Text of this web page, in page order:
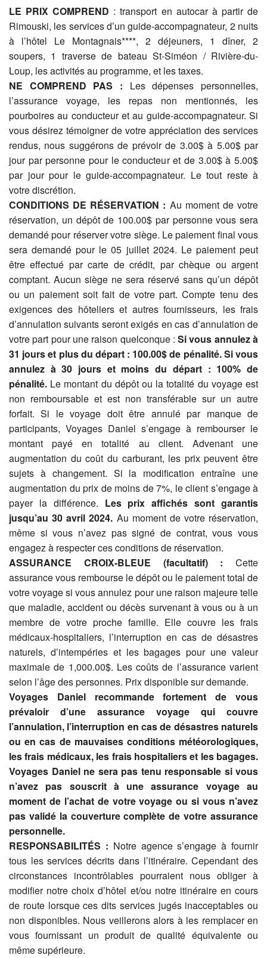
LE PRIX COMPREND : transport en autocar à partir de
Rimouski, les services d’un guide-accompagnateur, 2 nuits
à l’hôtel Le Montagnais****, 2 déjeuners, 1 dîner, 2
soupers, 1 traverse de bateau St-Siméon / Rivière-du-
Loup, les activités au programme, et les taxes.
NE COMPREND PAS : Les dépenses personnelles,
l’assurance voyage, les repas non mentionnés, les
pourboires au conducteur et au guide-accompagnateur. Si
vous désirez témoigner de votre appréciation des services
rendus, nous suggérons de prévoir de 3.00$ à 5.00$ par
jour par personne pour le conducteur et de 3.00$ à 5.00$
par jour pour le guide-accompagnateur. Le tout reste à
votre discrétion.
CONDITIONS DE RÉSERVATION : Au moment de votre
réservation, un dépôt de 100.00$ par personne vous sera
demandé pour réserver votre siège. Le paiement final vous
sera demandé pour le 05 juillet 2024. Le paiement peut
être effectué par carte de crédit, par chèque ou argent
comptant. Aucun siège ne sera réservé sans qu’un dépôt
ou un paiement soit fait de votre part. Compte tenu des
exigences des hôteliers et autres fournisseurs, les frais
d’annulation suivants seront exigés en cas d’annulation de
votre part pour une raison quelconque :Si vous annulez à
31 jours et plus du départ : 100.00$ de pénalité. Si vous
annulez à 30 jours et moins du départ : 100% de
pénalité. Le montant du dépôt ou la totalité du voyage est
non remboursable et est non transférable sur un autre
forfait. Si le voyage doit être annulé par manque de
participants, Voyages Daniel s’engage à rembourser le
montant payé en totalité au client. Advenant une
augmentation du coût du carburant, les prix peuvent être
sujets à changement. Si la modification entraîne une
augmentation du prix de moins de 7%, le client s’engage à
payer la différence. Les prix affichés sont garantis
jusqu’au 30 avril2024. Au moment de votre réservation,
même si vous n’avez pas signé de contrat, vous vous
engagez à respecter ces conditions de réservation.
ASSURANCE CROIX-BLEUE (facultatif) : Cette
assurance vous rembourse le dépôt ou le paiement total de
votre voyage si vous annulez pour une raison majeure telle
que maladie, accident ou décès survenant à vous ou à un
membre de votre proche famille. Elle couvre les frais
médicaux-hospitaliers, l’interruption en cas de désastres
naturels, d’intempéries et les bagages pour une valeur
maximale de 1,000.00$. Les coûts de l’assurance varient
selon l’âge des personnes. Prix disponible sur demande.
Voyages Daniel recommande fortement de vous
prévaloir d’une assurance voyage qui couvre
l’annulation, l’interruption en cas de désastres naturels
ou en cas de mauvaises conditions météorologiques,
les frais médicaux, les frais hospitaliers et les bagages.
Voyages Daniel ne sera pas tenu responsable si vous
n’avez pas souscrit à une assurance voyage au
moment de l’achat de votre voyage ou si vous n’avez
pas validé la couverturecomplète de votre assurance
personnelle.
RESPONSABILITÉS : Notre agence s’engage à fournir
tous les services décrits dans l’itinéraire. Cependant des
circonstances incontrôlables pourraient nous obliger à
modifier notre choix d’hôtel et/ou notre itinéraire en cours
de route lorsque ces dits services jugés inacceptables ou
non disponibles. Nous veillerons alors à les remplacer en
vous fournissant un produit de qualité équivalente ou
même supérieure.